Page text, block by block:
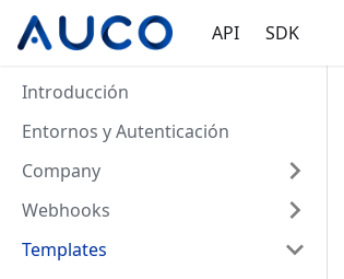
API SDK
Introducción
Entornos y Autenticación
Company
Webhooks
Templates